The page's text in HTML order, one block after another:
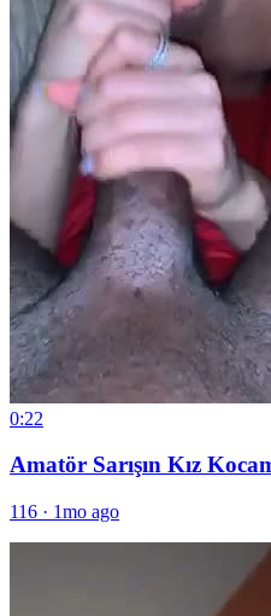
0:22
Amatör Sarışın Kız
116 · 1mo ago